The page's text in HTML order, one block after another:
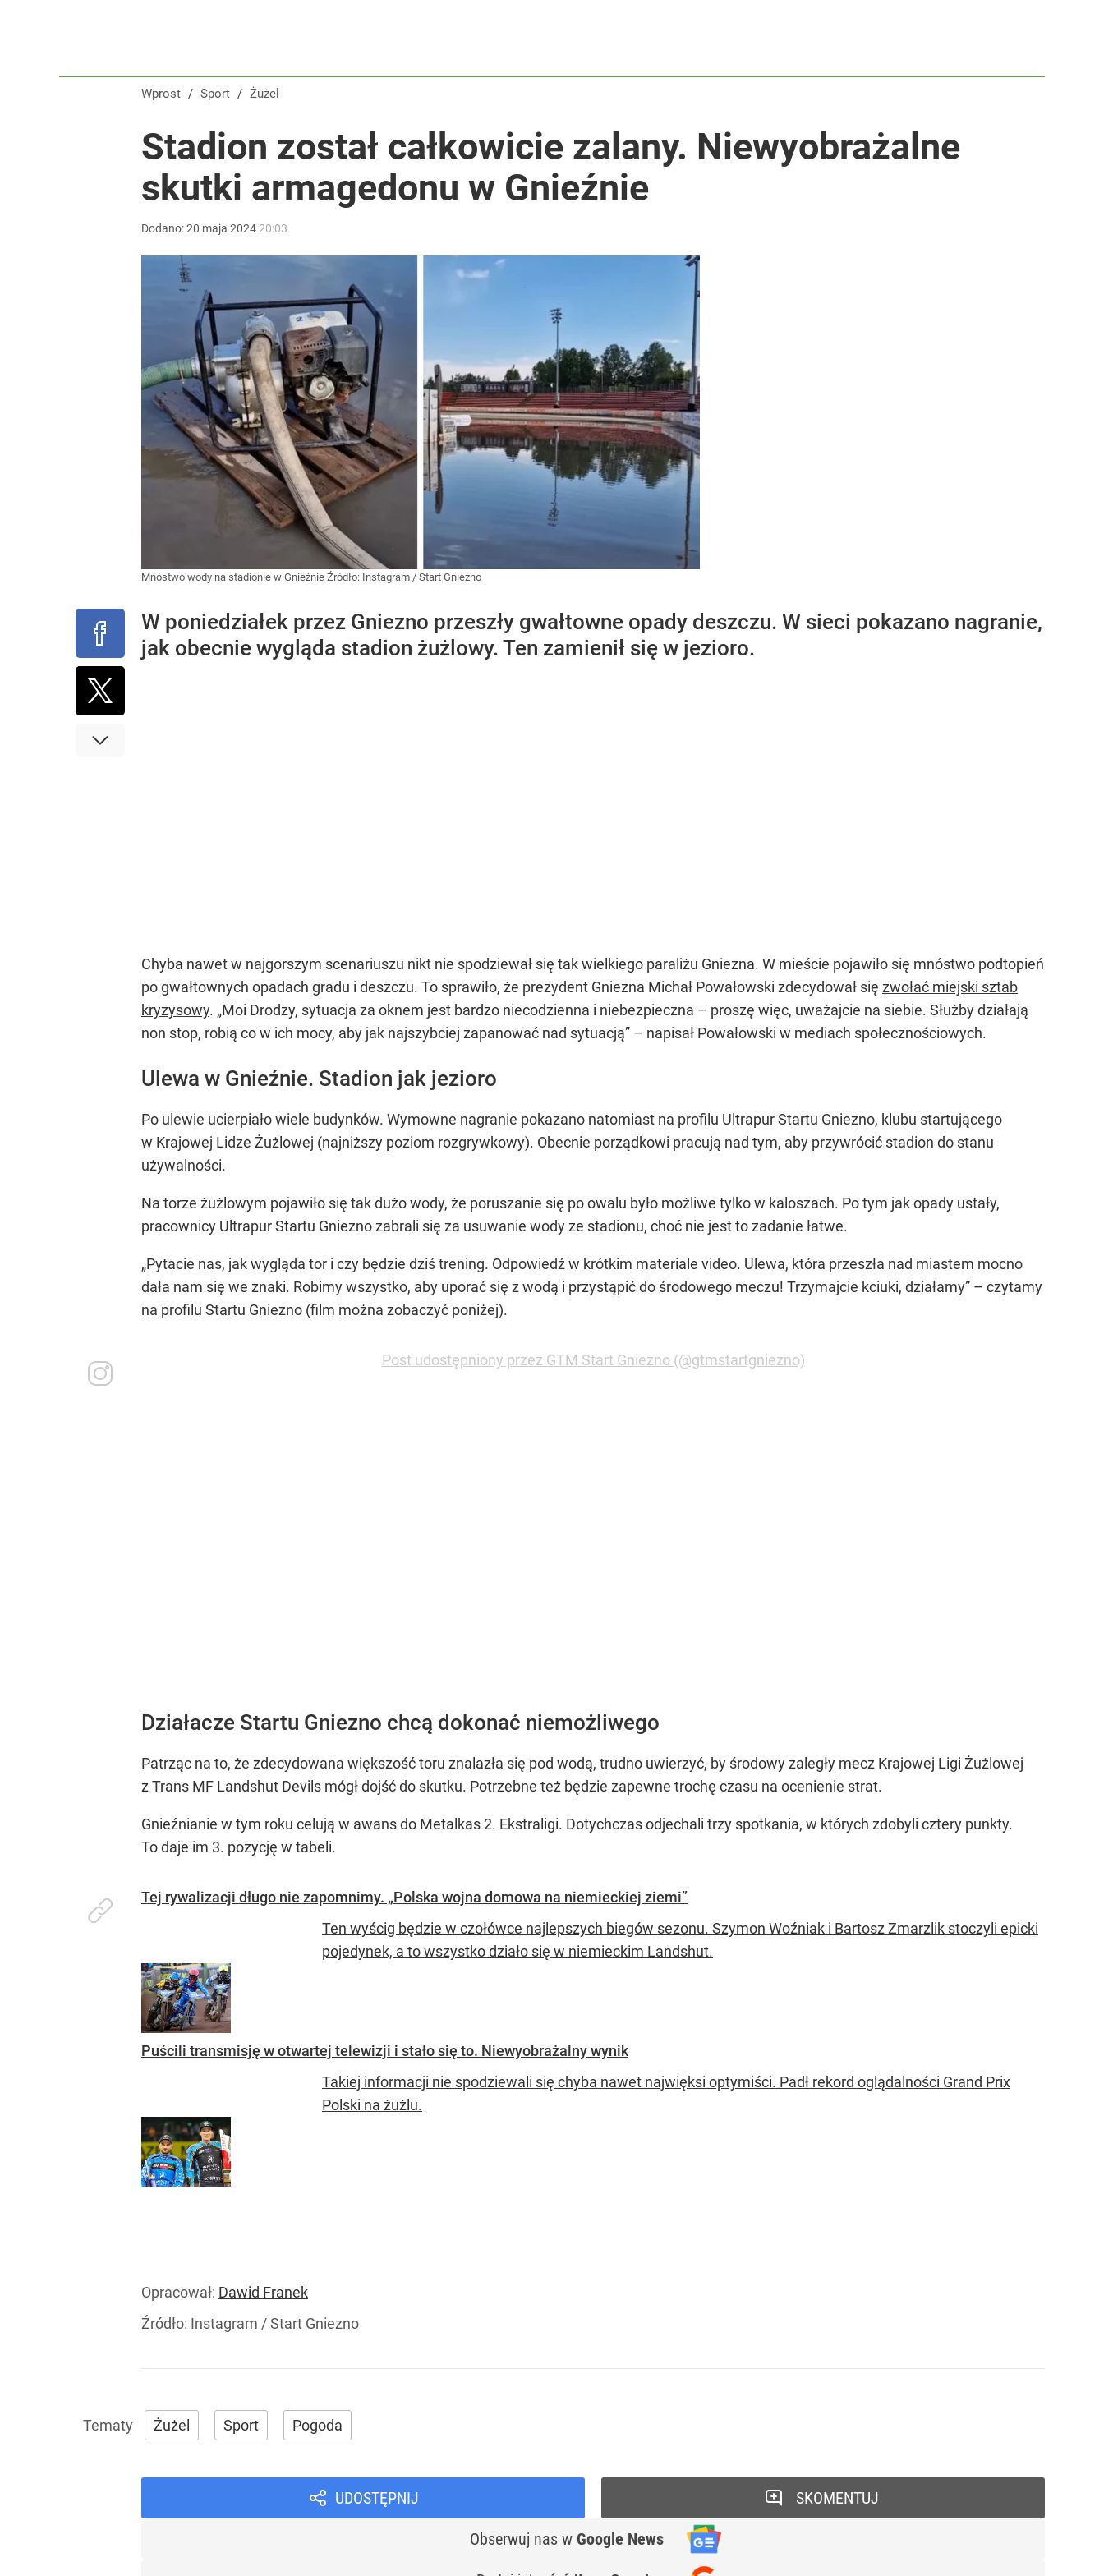
Wprost / Sport / Żużel
Stadion został całkowicie zalany. Niewyobrażalne
skutki armagedonu w Gnieźnie
Dodano:20 maja 2024 20:03
Mnóstwo wody na stadionie w Gnieźnie Źródło: Instagram / Start Gniezno
W poniedziałek przez Gniezno przeszły gwałtowne opady deszczu. W sieci pokazano nagranie,
jak obecnie wygląda stadion żużlowy. Ten zamienił się w jezioro.
Chyba nawet w najgorszym scenariuszu nikt nie spodziewał się tak wielkiego paraliżu Gniezna. W mieście pojawiło się mnóstwo podtopień
po gwałtownych opadach gradu i deszczu. To sprawiło, że prezydent Gniezna Michał Powałowski zdecydował się zwołać miejski sztab
kryzysowy. „Moi Drodzy, sytuacja za oknem jest bardzo niecodzienna i niebezpieczna – proszę więc, uważajcie na siebie. Służby działają
non stop, robią co w ich mocy, aby jak najszybciej zapanować nad sytuacją” – napisał Powałowski w mediach społecznościowych.
Ulewa w Gnieźnie. Stadion jak jezioro
Po ulewie ucierpiało wiele budynków. Wymowne nagranie pokazano natomiast na profilu Ultrapur Startu Gniezno, klubu startującego
w Krajowej Lidze Żużlowej (najniższy poziom rozgrywkowy). Obecnie porządkowi pracują nad tym, aby przywrócić stadion do stanu
używalności.
Na torze żużlowym pojawiło się tak dużo wody, że poruszanie się po owalu było możliwe tylko w kaloszach. Po tym jak opady ustały,
pracownicy Ultrapur Startu Gniezno zabrali się za usuwanie wody ze stadionu, choć nie jest to zadanie łatwe.
„Pytacie nas, jak wygląda tor i czy będzie dziś trening. Odpowiedź w krótkim materiale video. Ulewa, która przeszła nad miastem mocno
dała nam się we znaki. Robimy wszystko, aby uporać się z wodą i przystąpić do środowego meczu! Trzymajcie kciuki, działamy” – czytamy
na profilu Startu Gniezno (film można zobaczyć poniżej).
Post udostępniony przez GTM Start Gniezno (@gtmstartgniezno)
Działacze Startu Gniezno chcą dokonać niemożliwego
Patrząc na to, że zdecydowana większość toru znalazła się pod wodą, trudno uwierzyć, by środowy zaległy mecz Krajowej Ligi Żużlowej
z Trans MF Landshut Devils mógł dojść do skutku. Potrzebne też będzie zapewne trochę czasu na ocenienie strat.
Gnieźnianie w tym roku celują w awans do Metalkas 2. Ekstraligi. Dotychczas odjechali trzy spotkania, w których zdobyli cztery punkty.
To daje im 3. pozycję w tabeli.
Tej rywalizacji długo nie zapomnimy. „Polska wojna domowa na niemieckiej ziemi”
Ten wyścig będzie w czołówce najlepszych biegów sezonu. Szymon Woźniak i Bartosz Zmarzlik stoczyli epicki
pojedynek, a to wszystko działo się w niemieckim Landshut.
Puścili transmisję w otwartej telewizji i stało się to. Niewyobrażalny wynik
Takiej informacji nie spodziewali się chyba nawet najwięksi optymiści. Padł rekord oglądalności Grand Prix
Polski na żużlu.
Opracował: Dawid Franek
Źródło: Instagram /Start Gniezno
Żużel Sport Pogoda
UDOSTĘPNIJ
Obserwuj nas w Google News
SKOMENTUJ